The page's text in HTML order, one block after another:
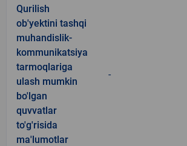
Qurilish
ob'yektini tashqi
muhandislik-
kommunikatsiya
tarmoqlariga
ulash mumkin
bo'lgan
quvvatlar
to'g'risida
ma'lumotlar
-